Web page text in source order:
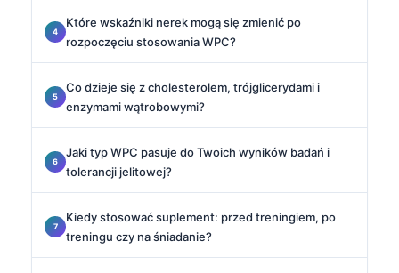
Które wskaźniki nerek mogą się zmienić po
rozpoczęciu stosowania WPC?
Co dzieje się z cholesterolem, trójglicerydami i
enzymami wątrobowymi?
Jaki typ WPC pasuje do Twoich wyników badań i
tolerancji jelitowej?
Kiedy stosować suplement: przed treningiem, po
treningu czy na śniadanie?